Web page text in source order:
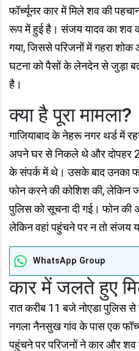
फॉर्च्यूनर कार में मिले शव की
रूप में हुई है। संजय यादव का शव
गया, जिससे परिजनों में गहरा
घटना को पैसों के लेनदेन से जुड़ा
है।
क्या है पूरा मामला?
गाजियाबाद के नेहरू नगर थर्ड में
अपने घर से निकले थे और दोपहर
के संपर्क में थे। उसके बाद उनका
फोन करने की कोशिश की, लेकिन
पुलिस को सूचना दी गई। फोन की
लेकिन वहां पहुंचने पर न तो संजय
WhatsApp Group
कार में जलते हुए
रात करीब 11 बजे नोएडा पुलिस से
नगला नैनसुख गांव के पास एक
पहुंचने पर परिजनों ने कार और